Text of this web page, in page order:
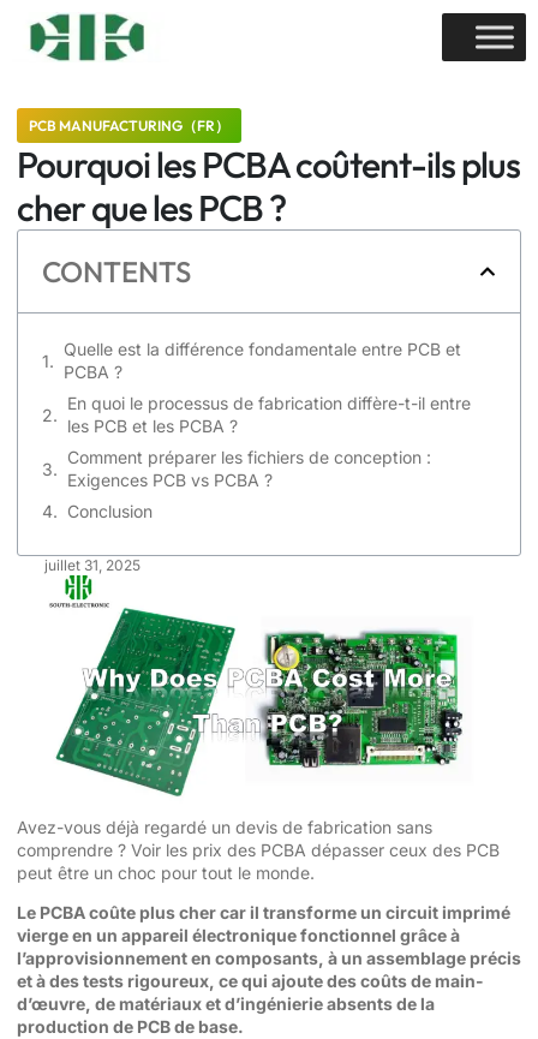
PCB MANUFACTURING（FR）
Pourquoi les PCBA coûtent-ils plus
cher que les PCB ?
CONTENTS
Quelle est la différence fondamentale entre PCB et
PCBA ?
En quoi le processus de fabrication diffère-t-il entre
les PCB et les PCBA ?
Comment préparer les fichiers de conception :
Exigences PCB vs PCBA ?
Conclusion
juillet 31, 2025
Avez-vous déjà regardé un devis de fabrication sans
comprendre ? Voir les prix des PCBA dépasser ceux des PCB
peut être un choc pour tout le monde.
Le PCBA coûte plus cher car il transforme un circuit imprimé
vierge en un appareil électronique fonctionnel grâce à
l’approvisionnement en composants, à un assemblage précis
et à des tests rigoureux, ce qui ajoute des coûts de main-
d’œuvre, de matériaux et d’ingénierie absents de la
production de PCB de base.